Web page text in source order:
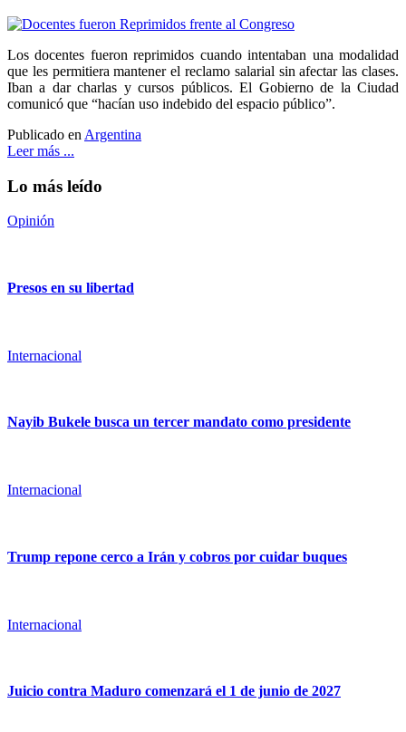
Los docentes fueron reprimidos cuando intentaban una modalidad
que les permitiera mantener el reclamo salarial sin afectar las clases.
Iban a dar charlas y cursos públicos. El Gobierno de la Ciudad
comunicó que “hacían uso indebido del espacio público”.
Publicado en Argentina
Leer más ...
Lo más leído
Opinión
Presos en su libertad
Internacional
Nayib Bukele busca un tercer mandato como presidente
Internacional
Trump repone cerco a Irán y cobros por cuidar buques
Internacional
Juicio contra Maduro comenzará el 1 de junio de 2027